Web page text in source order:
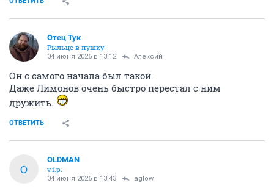
Отец Тук
Рыльце в пушку
04 июня 2026 в 13:12 Алексий
Он с самого начала был такой.
Даже Лимонов очень быстро перестал с ним
дружить.
ОТВЕТИТЬ
O
OLDMAN
v.i.p.
04 июня 2026 в 13:43 aglow